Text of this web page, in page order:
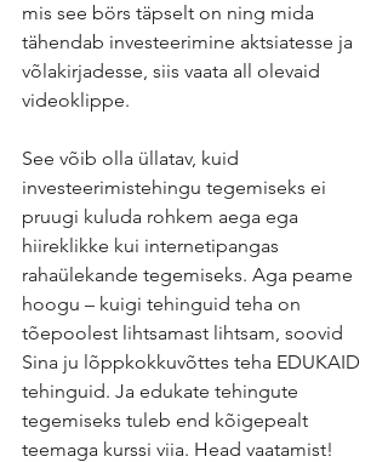
mis see börs täpselt on ning mida
tähendab investeerimine aktsiatesse ja
võlakirjadesse, siis vaata all olevaid
videoklippe.
See võib olla üllatav, kuid
investeerimistehingu tegemiseks ei
pruugi kuluda rohkem aega ega
hiireklikke kui internetipangas
rahaülekande tegemiseks. Aga peame
hoogu – kuigi tehinguid teha on
tõepoolest lihtsamast lihtsam, soovid
Sina ju lõppkokkuvõttes teha EDUKAID
tehinguid. Ja edukate tehingute
tegemiseks tuleb end kõigepealt
teemaga kurssi viia. Head vaatamist!